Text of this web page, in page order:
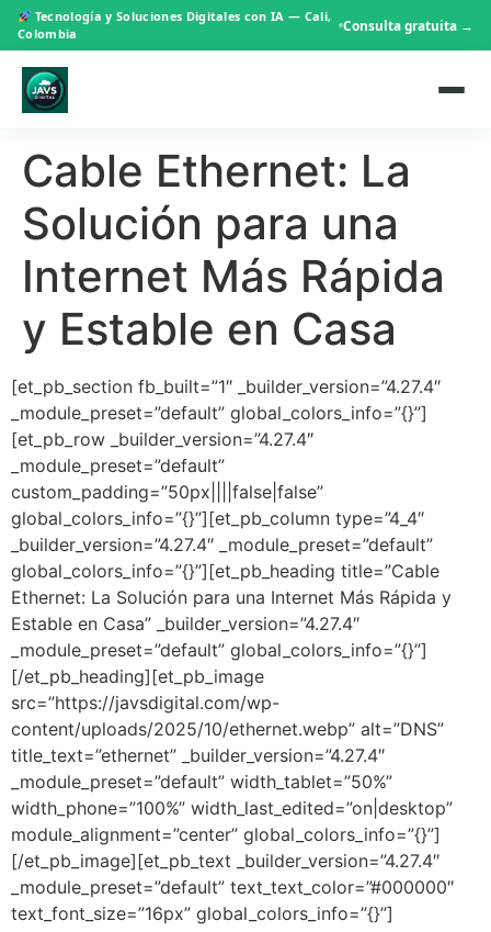
Tecnología y Soluciones Digitales con IA — Cali,
Colombia
Consulta gratuita →
Cable Ethernet: La
Solución para una
Internet Más Rápida
y Estable en Casa
[et_pb_section fb_built=”1″ _builder_version=”4.27.4″
_module_preset=”default” global_colors_info=”{}”]
[et_pb_row _builder_version=”4.27.4″
_module_preset=”default”
custom_padding=”50px||||false|false”
global_colors_info=”{}”][et_pb_column type=”4_4″
_builder_version=”4.27.4″ _module_preset=”default”
global_colors_info=”{}”][et_pb_heading title=”Cable
Ethernet: La Solución para una Internet Más Rápida y
Estable en Casa” _builder_version=”4.27.4″
_module_preset=”default” global_colors_info=”{}”]
[/et_pb_heading][et_pb_image
src=”https://javsdigital.com/wp-
content/uploads/2025/10/ethernet.webp” alt=”DNS”
title_text=”ethernet” _builder_version=”4.27.4″
_module_preset=”default” width_tablet=”50%”
width_phone=”100%” width_last_edited=”on|desktop”
module_alignment=”center” global_colors_info=”{}”]
[/et_pb_image][et_pb_text _builder_version=”4.27.4″
_module_preset=”default” text_text_color=”#000000″
text_font_size=”16px” global_colors_info=”{}”]